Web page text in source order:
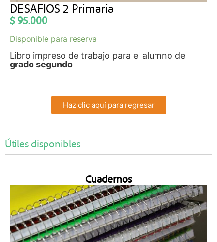
DESAFIOS 2 Primaria
$ 95.000
Disponible para reserva
Libro impreso de trabajo para el alumno de
grado segundo
Haz clic aquí para regresar
Útiles disponibles
Cuadernos